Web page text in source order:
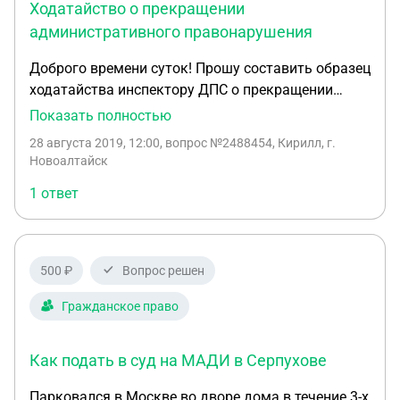
НК следует ссылаться? Насколько я знаю, есть
некие Постановления Пленума ВС по этим
вопросам. 4. Какой вообще у ФНС шанс на победу,
учитывая все вышесказанное? Можете ли найти
несколько дел из судебной практики за
ответы на мои вопросы, буду рад дополнительно
оплатить помощь в подготовке встречного
документа.
Ходатайство о прекращении
административного правонарушения
Доброго времени суток! Прошу составить образец
ходатайства инспектору ДПС о прекращении
административного правонарушения (тонировка)
Опишите пожалуйста порядок действий
Показать полностью
28 августа 2019, 12:00, вопрос №2488454, Кирилл, г.
Новоалтайск
1 ответ
500 ₽ Вопрос решен
Гражданское право
Как подать в суд на МАДИ в Серпухове